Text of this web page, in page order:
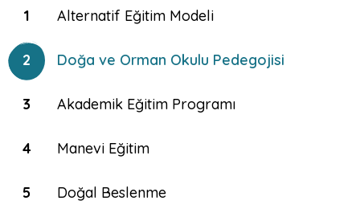
1 Alternatif Eğitim Modeli
2 Doğa ve Orman Okulu Pedegojisi
3 Akademik Eğitim Programı
4 Manevi Eğitim
5 Doğal Beslenme